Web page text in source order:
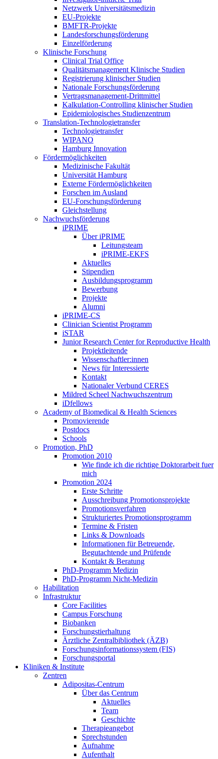
Netzwerk Universitätsmedizin
EU-Projekte
BMFTR-Projekte
Landesforschungsförderung
Einzelförderung
Klinische Forschung
Clinical Trial Office
Qualitätsmanagement Klinische Studien
Registrierung klinischer Studien
Nationale Forschungsförderung
Vertragsmanagement-Drittmittel
Kalkulation-Controlling klinischer Studien
Epidemiologisches Studienzentrum
Translation-Technologietransfer
Technologietransfer
WIPANO
Hamburg Innovation
Fördermöglichkeiten
Medizinische Fakultät
Universität Hamburg
Externe Fördermöglichkeiten
Forschen im Ausland
EU-Forschungsförderung
Gleichstellung
Nachwuchsförderung
iPRIME
Über iPRIME
Leitungsteam
iPRIME-EKFS
Aktuelles
Stipendien
Ausbildungsprogramm
Bewerbung
Projekte
Alumni
iPRIME-CS
Clinician Scientist Programm
iSTAR
Junior Research Center for Reproductive Health
Projektleitende
Wissenschaftler:innen
News für Interessierte
Kontakt
Nationaler Verbund CERES
Mildred Scheel Nachwuchszentrum
iDfellows
Academy of Biomedical & Health Sciences
Promovierende
Postdocs
Schools
Promotion, PhD
Promotion 2010
Wie finde ich die richtige Doktorarbeit fuer
mich
Promotion 2024
Erste Schritte
Ausschreibung Promotionsprojekte
Promotionsverfahren
Strukturiertes Promotionsprogramm
Termine & Fristen
Links & Downloads
Informationen für Betreuende,
Begutachtende und Prüfende
Kontakt & Beratung
PhD-Programm Medizin
PhD-Programm Nicht-Medizin
Habilitation
Infrastruktur
Core Facilities
Campus Forschung
Biobanken
Forschungstierhaltung
Ärztliche Zentralbibliothek (ÄZB)
Forschungsinformationssystem (FIS)
Forschungsportal
Kliniken & Institute
Zentren
Adipositas-Centrum
Über das Centrum
Aktuelles
Team
Geschichte
Therapieangebot
Sprechstunden
Aufnahme
Aufenthalt